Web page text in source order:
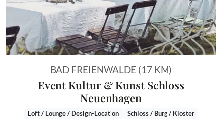
BAD FREIENWALDE (17 KM)
Event Kultur & Kunst Schloss
Neuenhagen
Loft / Lounge / Design-Location Schloss / Burg / Kloster